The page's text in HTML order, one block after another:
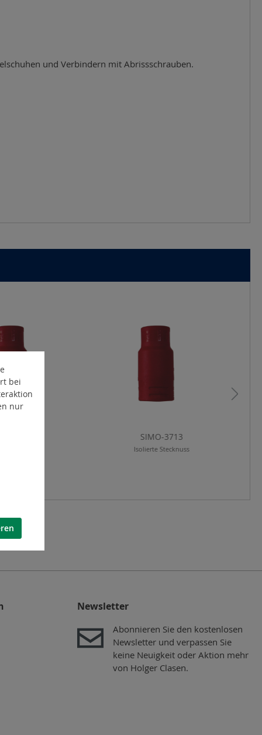
und Verbindern mit Abrissschrauben.
SIMO-3713
Isolierte Stecknuss
Newsletter
Abonnieren Sie den kostenlosen
Newsletter und verpassen Sie
keine Neuigkeit oder Aktion mehr
von Holger Clasen.
bei
nur